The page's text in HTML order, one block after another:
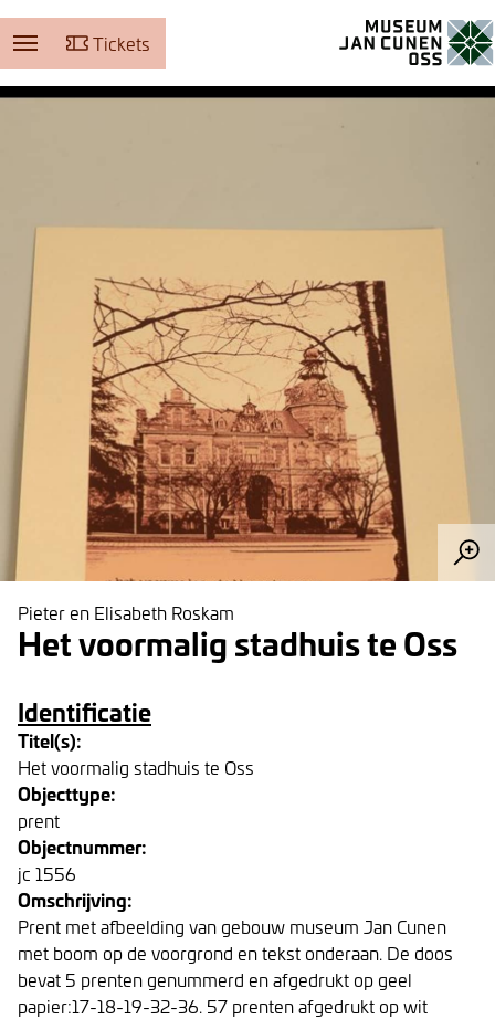
Tickets
Pieter en Elisabeth Roskam
Het voormalig stadhuis te Oss
Identificatie
Titel(s):
Het voormalig stadhuis te Oss
Objecttype:
prent
Objectnummer:
jc 1556
Omschrijving:
Prent met afbeelding van gebouw museum Jan Cunen
met boom op de voorgrond en tekst onderaan. De doos
bevat 5 prenten genummerd en afgedrukt op geel
papier:17-18-19-32-36. 57 prenten afgedrukt op wit